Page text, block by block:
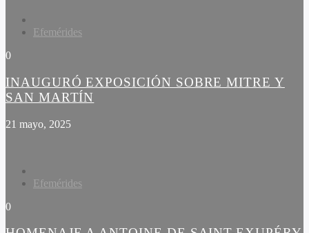
Efemérides
0
INAUGURÓ EXPOSICIÓN SOBRE MITRE Y
SAN MARTÍN
21 mayo, 2025
Efemérides
0